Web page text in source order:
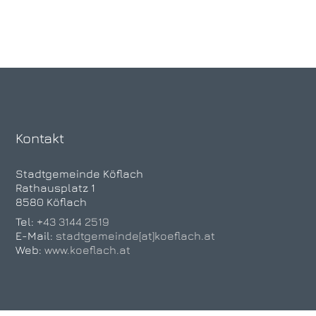
Kontakt
Stadtgemeinde Köflach
Rathausplatz 1
8580 Köflach
Tel: +43 3144 2519
E-Mail: stadtgemeinde[at]koeflach.at
Web: www.koeflach.at